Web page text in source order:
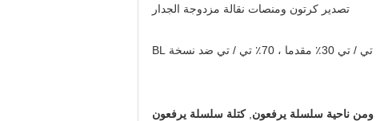
تصدير كرتون ومنصات نقالة مزدوجة الجدار
تي / تي 30٪ مقدما ، 70٪ تي / تي ضد نسخة BL
ومن ناحية سلسلة يرفعون ,كتلة سلسلة يرفعون